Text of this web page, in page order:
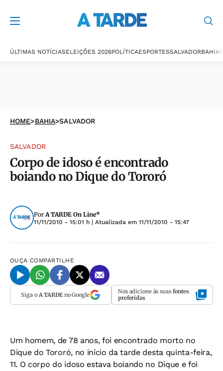
ÚLTIMAS NOTÍCIASELEIÇÕES 2026POLÍTICAESPORTESSALVADORBAHIA
HOME>BAHIA>SALVADOR
SALVADOR
Corpo de idoso é encontrado
boiando no Dique do Tororó
PorA TARDE On Line*
11/11/2010 - 15:01 h | Atualizada em 11/11/2010 - 15:47
OUÇA COMPARTILHE
Siga o A TARDEno Google Nos adicione às suas fontes
preferidas
Um homem, de 78 anos, foi encontrado morto no
Dique do Tororó, no início da tarde desta quinta-feira,
11. O corpo do idoso estava boiando no Dique e foi